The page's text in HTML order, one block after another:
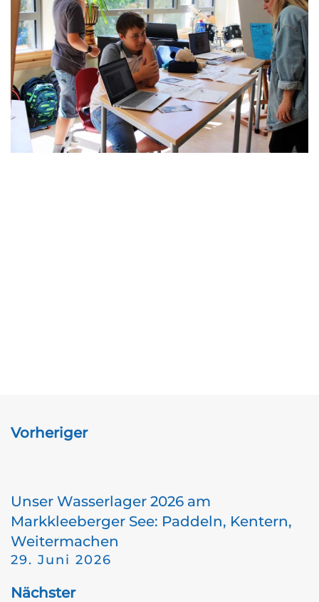
Vorheriger
Unser Wasserlager 2026 am
Markkleeberger See: Paddeln, Kentern,
Weitermachen
29. Juni 2026
Nächster